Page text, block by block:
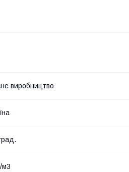
виробництво
м3